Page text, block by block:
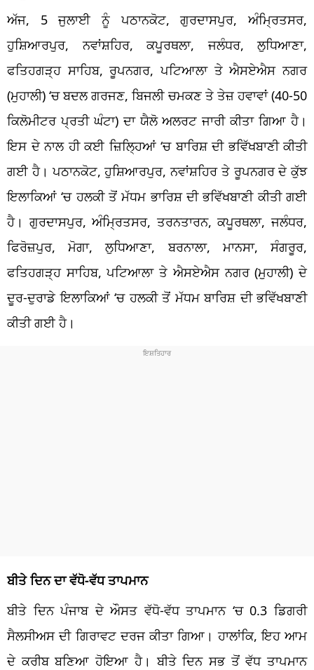
ਅੱਜ, 5 ਜੁਲਾਈ ਨੂੰ ਪਠਾਨਕੋਟ, ਗੁਰਦਾਸਪੁਰ, ਅੰਮ੍ਰਿਤਸਰ,
ਹੁਸ਼ਿਆਰਪੁਰ, ਨਵਾਂਸ਼ਹਿਰ, ਕਪੂਰਥਲਾ, ਜਲੰਧਰ, ਲੁਧਿਆਣਾ,
ਫਤਿਹਗੜ੍ਹ ਸਾਹਿਬ, ਰੂਪਨਗਰ, ਪਟਿਆਲਾ ਤੇ ਐਸਏਐਸ ਨਗਰ
(ਮੁਹਾਲੀ) ‘ਚ ਬਦਲ ਗਰਜਣ, ਬਿਜਲੀ ਚਮਕਣ ਤੇ ਤੇਜ਼ ਹਵਾਵਾਂ (40-50
ਕਿਲੋਮੀਟਰ ਪ੍ਰਤੀ ਘੰਟਾ) ਦਾ ਯੈਲੋ ਅਲਰਟ ਜਾਰੀ ਕੀਤਾ ਗਿਆ ਹੈ।
ਇਸ ਦੇ ਨਾਲ ਹੀ ਕਈ ਜ਼ਿਲ੍ਹਿਆਂ ‘ਚ ਬਾਰਿਸ਼ ਦੀ ਭਵਿੱਖਬਾਣੀ ਕੀਤੀ
ਗਈ ਹੈ। ਪਠਾਨਕੋਟ, ਹੁਸ਼ਿਆਰਪੁਰ, ਨਵਾਂਸ਼ਹਿਰ ਤੇ ਰੂਪਨਗਰ ਦੇ ਕੁੱਝ
ਇਲਾਕਿਆਂ ‘ਚ ਹਲਕੀ ਤੋਂ ਮੱਧਮ ਭਾਰਿਸ਼ ਦੀ ਭਵਿੱਖਬਾਣੀ ਕੀਤੀ ਗਈ
ਹੈ। ਗੁਰਦਾਸਪੁਰ, ਅੰਮ੍ਰਿਤਸਰ, ਤਰਨਤਾਰਨ, ਕਪੂਰਥਲਾ, ਜਲੰਧਰ,
ਫਿਰੋਜ਼ਪੁਰ, ਮੋਗਾ, ਲੁਧਿਆਣਾ, ਬਰਨਾਲਾ, ਮਾਨਸਾ, ਸੰਗਰੂਰ,
ਫਤਿਹਗੜ੍ਹ ਸਾਹਿਬ, ਪਟਿਆਲਾ ਤੇ ਐਸਏਐਸ ਨਗਰ (ਮੁਹਾਲੀ) ਦੇ
ਦੂਰ-ਦੁਰਾਡੇ ਇਲਾਕਿਆਂ ‘ਚ ਹਲਕੀ ਤੋਂ ਮੱਧਮ ਬਾਰਿਸ਼ ਦੀ ਭਵਿੱਖਬਾਣੀ
ਕੀਤੀ ਗਈ ਹੈ।
ਬੀਤੇ ਦਿਨ ਦਾ ਵੱਧੋ-ਵੱਧ ਤਾਪਮਾਨ
ਬੀਤੇ ਦਿਨ ਪੰਜਾਬ ਦੇ ਔਸਤ ਵੱਧੋ-ਵੱਧ ਤਾਪਮਾਨ ‘ਚ 0.3 ਡਿਗਰੀ
ਸੈਲਸੀਅਸ ਦੀ ਗਿਰਾਵਟ ਦਰਜ ਕੀਤਾ ਗਿਆ। ਹਾਲਾਂਕਿ, ਇਹ ਆਮ
ਦੇ ਕਰੀਬ ਬਣਿਆ ਹੋਇਆ ਹੈ। ਬੀਤੇ ਦਿਨ ਸਭ ਤੋਂ ਵੱਧ ਤਾਪਮਾਨ